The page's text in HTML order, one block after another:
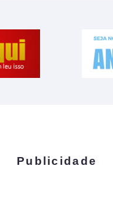
Publicidade